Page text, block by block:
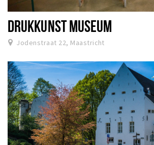
DRUKKUNST MUSEUM
Jodenstraat 22, Maastricht